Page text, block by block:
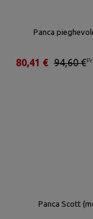
Panca
94,60 €
80,41 €
Panca Scott